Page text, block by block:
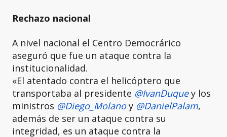
Rechazo nacional
A nivel nacional el Centro Democrárico
aseguró que fue un ataque contra la
institucionalidad.
«El atentado contra el helicóptero que
transportaba al presidente @IvanDuquey los
ministros @Diego_Molanoy @DanielPalam,
además de ser un ataque contra su
integridad, es un ataque contra la